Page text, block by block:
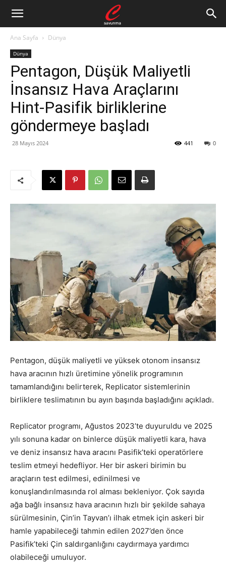
Ana Sayfa Dünya
Dünya
Pentagon, Düşük Maliyetli
İnsansız Hava Araçlarını
Hint-Pasifik birliklerine
göndermeye başladı
28 Mayıs 2024 0
441
Pentagon, düşük maliyetli ve yüksek otonom insansız
hava aracının hızlı üretimine yönelik programının
tamamlandığını belirterek, Replicator sistemlerinin
birliklere teslimatının bu ayın başında başladığını açıkladı.
Replicator programı, Ağustos 2023’te duyuruldu ve 2025
yılı sonuna kadar on binlerce düşük maliyetli kara, hava
ve deniz insansız hava aracını Pasifik’teki operatörlere
teslim etmeyi hedefliyor. Her bir askeri birimin bu
araçların test edilmesi, edinilmesi ve
konuşlandırılmasında rol alması bekleniyor. Çok sayıda
ağa bağlı insansız hava aracının hızlı bir şekilde sahaya
sürülmesinin, Çin’in Tayvan’ı ilhak etmek için askeri bir
hamle yapabileceği tahmin edilen 2027’den önce
Pasifik’teki Çin saldırganlığını caydırmaya yardımcı
olabileceği umuluyor.